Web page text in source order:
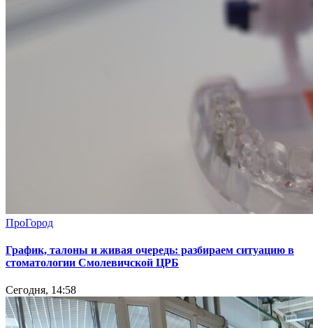
ПроГород
График, талоны и живая очередь: разбираем ситуацию в
стоматологии Смолевичской ЦРБ
Сегодня, 14:58